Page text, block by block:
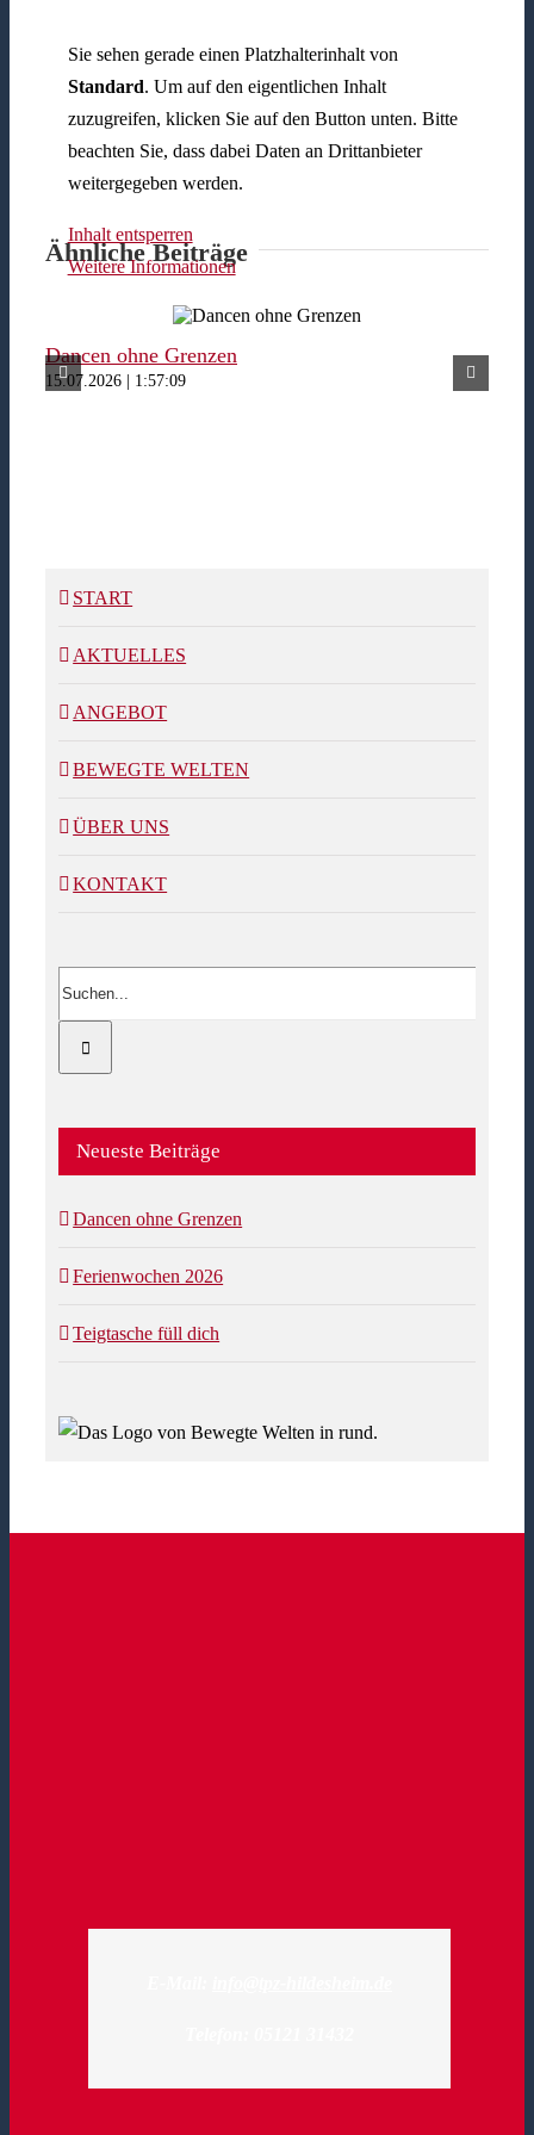
Sie sehen gerade einen Platzhalterinhalt von
Standard. Um auf den eigentlichen Inhalt
zuzugreifen, klicken Sie auf den Button unten. Bitte
beachten Sie, dass dabei Daten an Drittanbieter
weitergegeben werden.
Inhalt entsperren
Weitere Informationen
Ähnliche Beiträge
Dancen ohne Grenzen
15.07.2026 | 1:57:09
START
AKTUELLES
ANGEBOT
BEWEGTE WELTEN
ÜBER UNS
KONTAKT
Neueste Beiträge
Dancen ohne Grenzen
Ferienwochen 2026
Teigtasche füll dich